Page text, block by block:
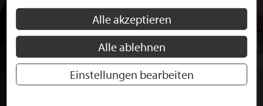
BEWERBEN SIE SICH FÜR EINE GRATIS
Alle akzeptieren
Alle ablehnen
Einstellungen bearbeiten